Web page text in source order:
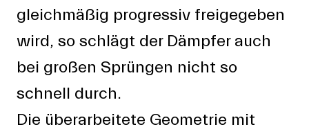
gleichmäßig progressiv freigegeben
wird, so schlägt der Dämpfer auch
bei großen Sprüngen nicht so
schnell durch.
Die überarbeitete Geometrie mit